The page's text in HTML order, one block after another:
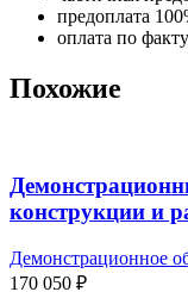
предоплата
оплата по
Похожие
конструкции и
Демонстрационное
170 050 ₽